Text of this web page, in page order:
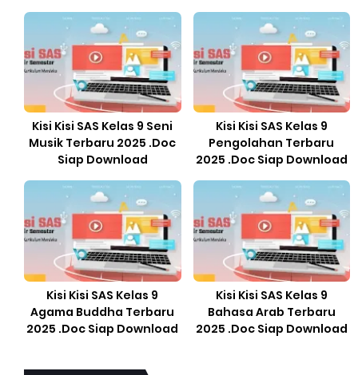
Kisi Kisi SAS Kelas 9 Seni
Musik Terbaru 2025 .Doc
Siap Download
Kisi Kisi SAS Kelas 9
Pengolahan Terbaru
2025 .Doc Siap Download
Kisi Kisi SAS Kelas 9
Agama Buddha Terbaru
2025 .Doc Siap Download
Kisi Kisi SAS Kelas 9
Bahasa Arab Terbaru
2025 .Doc Siap Download